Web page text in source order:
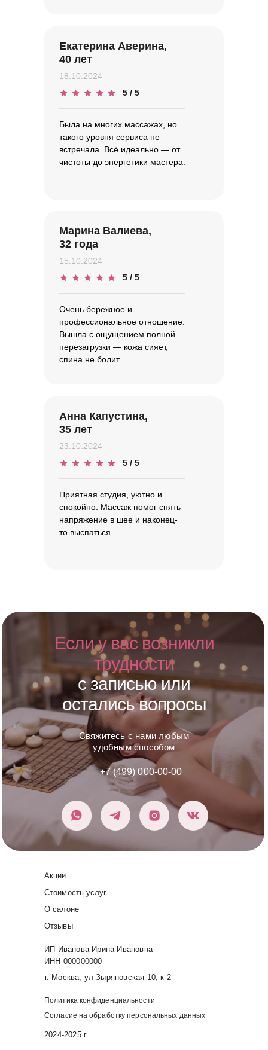
5 / 5
23.10.2024
Анна Капустина,
35 лет
Была на многих массажах, но
такого уровня сервиса не
встречала. Всё идеально — от
чистоты до энергетики мастера.
5 / 5
18.10.2024
Екатерина Аверина,
40 лет
Очень бережное и
профессиональное отношение.
Вышла с ощущением полной
перезагрузки — кожа сияет,
спина не болит.
5 / 5
15.10.2024
Марина Валиева,
32 года
Приятная студия, уютно и
спокойно. Массаж помог снять
напряжение в шее и наконец-
то выспаться.
Свяжитесь с нами любым
удобным способом
+7 (499) 000-00-00
Если у вас возникли
трудности
с записью или
остались вопросы
ИП Иванова Ирина Ивановна
ИНН 000000000
Стоимость услуг
О салоне
Отзывы
Акции
г. Москва, ул Зыряновская 10, к 2
Политика конфиденциальности
Согласие на обработку персональных данных
2024-2025 г.